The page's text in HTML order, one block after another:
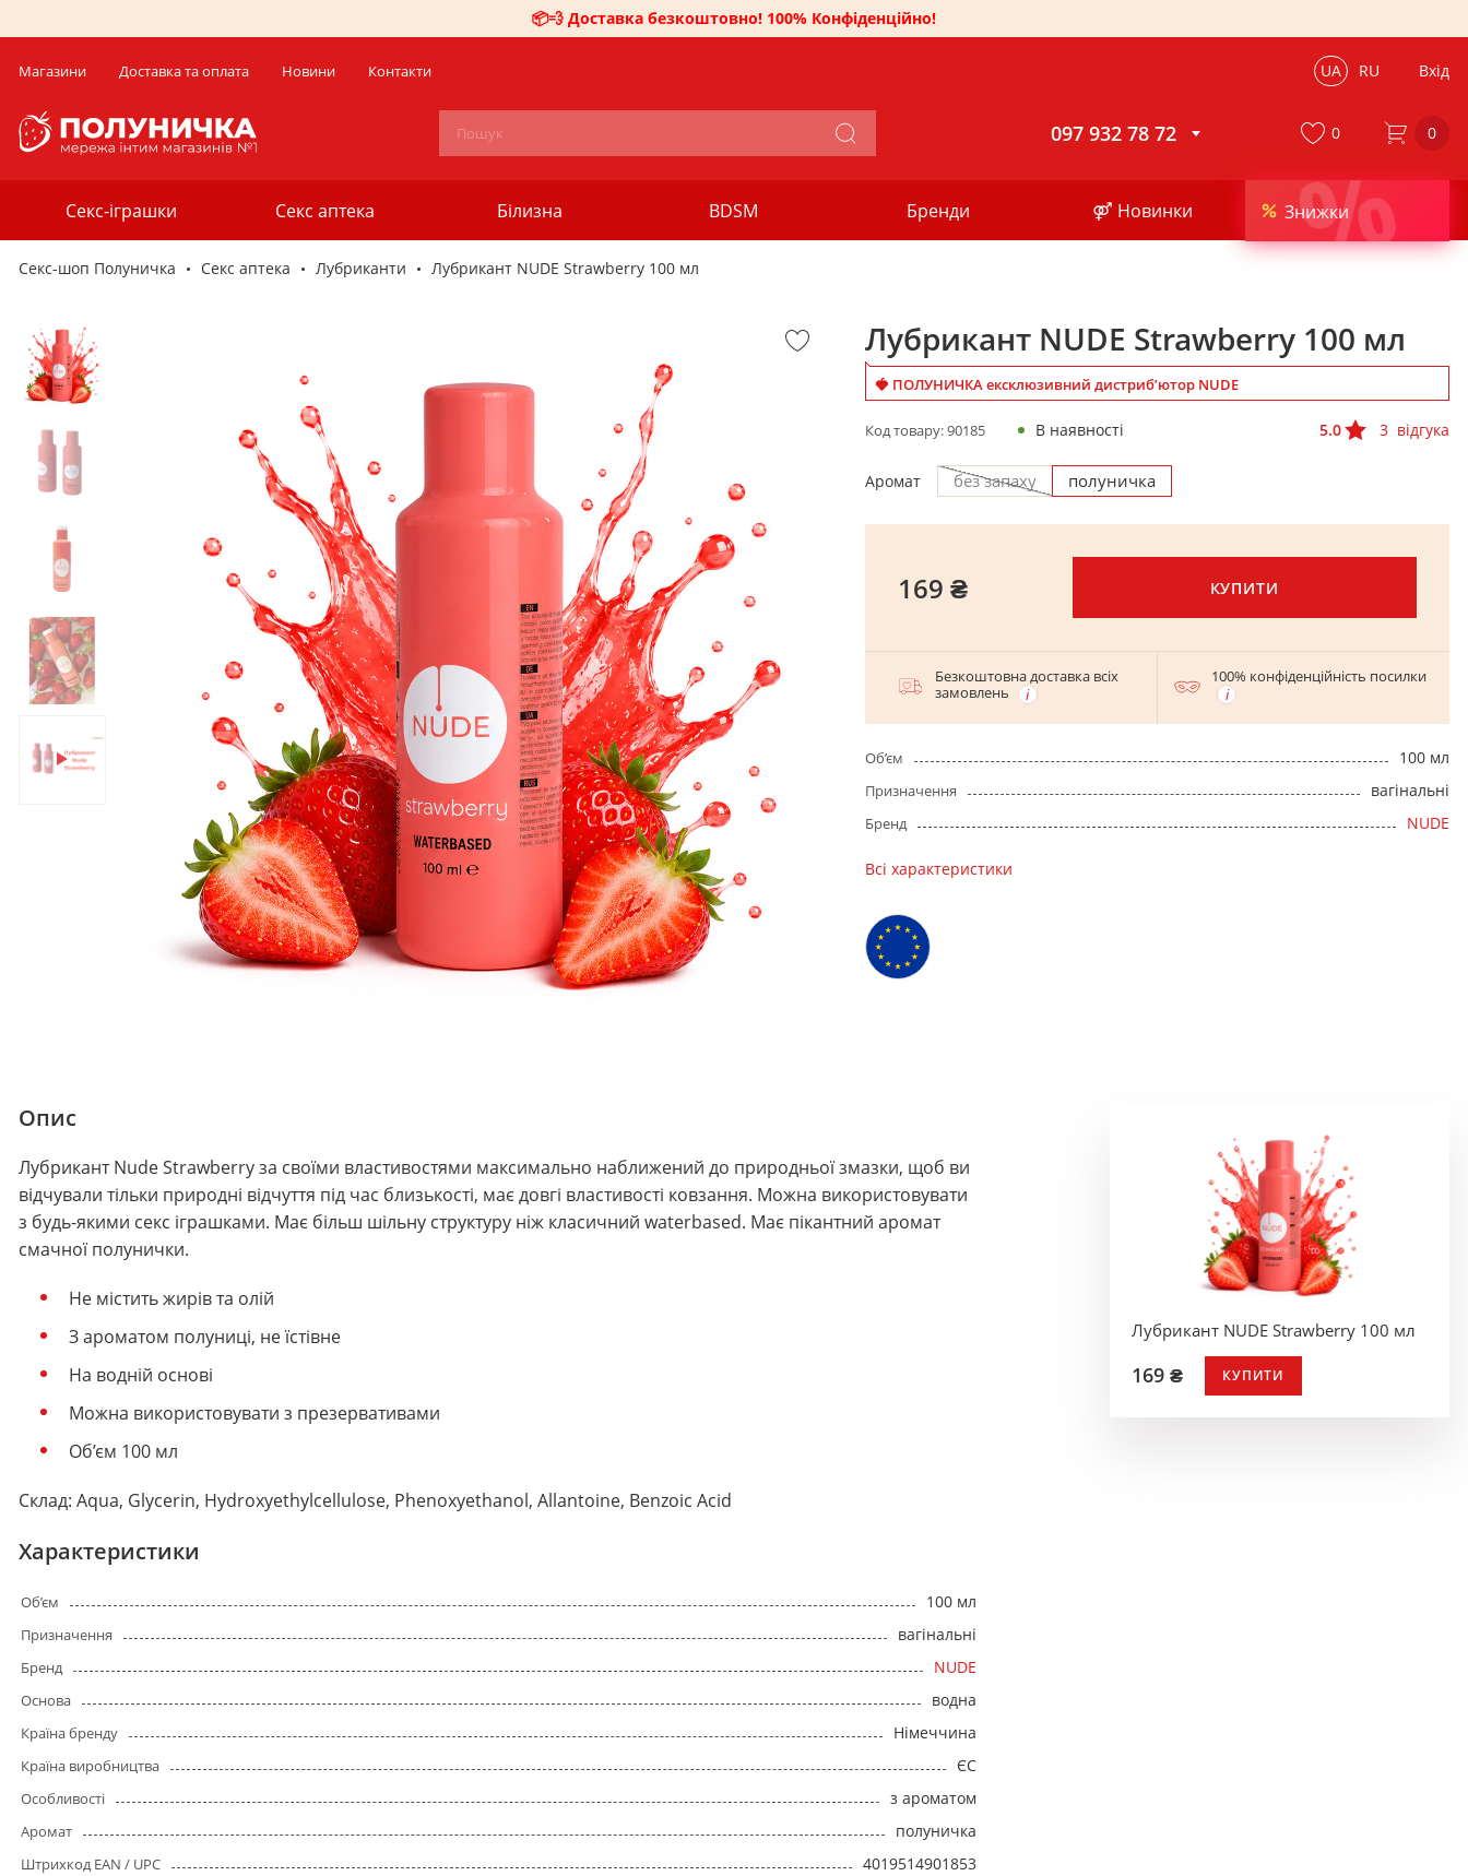
📦💨 Доставка безкоштовно! 100% Конфіденційно!
Магазини Доставка та оплата Новини Контакти UA RU Вхід
097 932 78 72 0
Секс-іграшки Секс аптека Білизна BDSM Бренди ⚤ Новинки %
Знижки
0
Секс-шоп Полуничка Секс аптека Лубриканти Лубрикант NUDE Strawberry 100 мл
Лубрикант NUDE Strawberry 100 мл
🍓 ПОЛУНИЧКА ексклюзивний дистриб’ютор NUDE
Код товару:90185 В наявності 5.0 3 відгука
Аромат без запаху полуничка
169 ₴ КУПИТИ
Безкоштовна доставка всіх
замовлень
100% конфіденційність посилки
Об’єм 100 мл
Призначення вагінальні
Бренд NUDE
Всі характеристики
Опис
Лубрикант Nude Strawberry за своїми властивостями максимально наближений до природньої змазки, щоб ви
відчували тільки природні відчуття під час близькості, має довгі властивості ковзання. Можна використовувати
з будь-якими секс іграшками. Має більш шільну структуру ніж класичний waterbased. Має пікантний аромат
смачної полунички.
Не містить жирів та олій
З ароматом полуниці, не їстівне
На водній основі
Можна використовувати з презервативами
Об’єм 100 мл
Склад: Aqua, Glycerin, Hydroxyethylcellulose, Phenoxyethanol, Allantoine, Benzoic Acid
Характеристики
Об’єм 100 мл
Призначення вагінальні
Бренд NUDE
Основа водна
Країна бренду Німеччина
Країна виробництва ЄС
Особливості з ароматом
Аромат полуничка
Штрихкод EAN / UPC 4019514901853
Лубрикант NUDE Strawberry 100 мл
169 ₴ КУПИТИ